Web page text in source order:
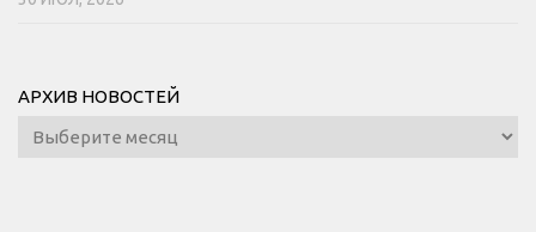
АРХИВ НОВОСТЕЙ
Архив
новостей